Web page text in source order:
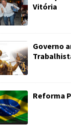
Vitória
Governo
Reforma